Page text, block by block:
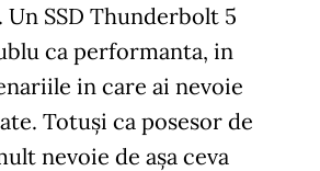
Un SSD Thunderbolt 5
ca performanta, in
in care ai nevoie
Totuși ca posesor de
nevoie de așa ceva